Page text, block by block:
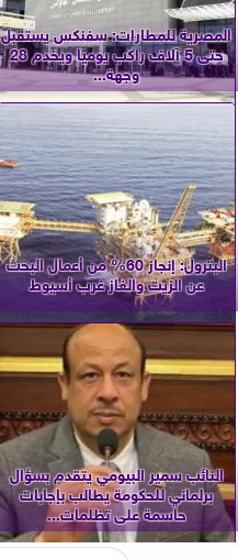
المصرية للمطارات: سفنكس يستقبل
حتى 5 آلاف راكب يوميًا ويخدم 28
وجهة...
البترول: إنجاز 60% من أعمال البحث
عن الزيت والغاز غرب أسيوط
النائب سمير البيومي يتقدم بسؤال
برلماني للحكومة يطالب بإجابات
حاسمة على تظلمات...